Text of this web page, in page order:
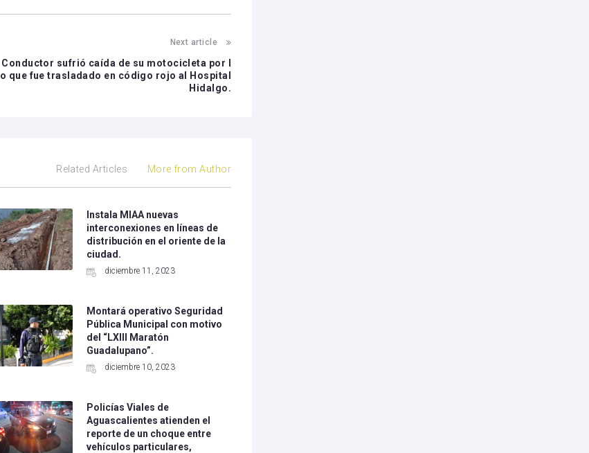
Next article
Conductor sufrió caída de su motocicleta por l
o que fue trasladado en código rojo al Hospital
Hidalgo.
Related Articles More from Author
Instala MIAA nuevas
interconexiones en líneas de
distribución en el oriente de la
ciudad.
diciembre 11, 2023
Montará operativo Seguridad
Pública Municipal con motivo
del “LXIII Maratón
Guadalupano”.
diciembre 10, 2023
Policías Viales de
Aguascalientes atienden el
reporte de un choque entre
vehículos particulares,